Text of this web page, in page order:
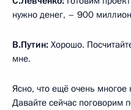
нужно денег, – 900
В.Путин: Хорошо.
мне.
Ясно, что ещё очень
Давайте сейчас поговорим